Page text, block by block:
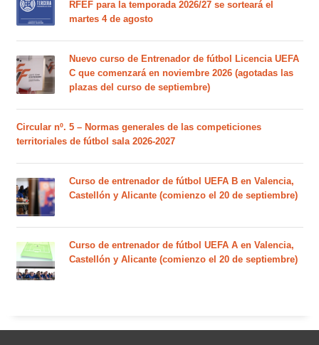
RFEF para la temporada 2026/27 se sorteará el
martes 4 de agosto
Nuevo curso de Entrenador de fútbol Licencia UEFA
C que comenzará en noviembre 2026 (agotadas las
plazas del curso de septiembre)
Circular nº. 5 – Normas generales de las competiciones
territoriales de fútbol sala 2026-2027
Curso de entrenador de fútbol UEFA B en Valencia,
Castellón y Alicante (comienzo el 20 de septiembre)
Curso de entrenador de fútbol UEFA A en Valencia,
Castellón y Alicante (comienzo el 20 de septiembre)